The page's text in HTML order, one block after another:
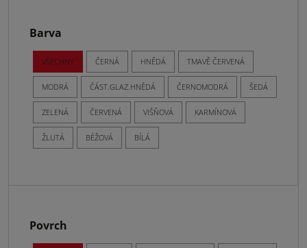
Barva
VŠECHNY ČERNÁ HNĚDÁ TMAVĚ ČERVENÁ
MODRÁ ČÁST.GLAZ.HNĚDÁ ČERNOMODRÁ ŠEDÁ
ZELENÁ ČERVENÁ VIŠŇOVÁ KARMÍNOVÁ
ŽLUTÁ BÉŽOVÁ BÍLÁ
Povrch